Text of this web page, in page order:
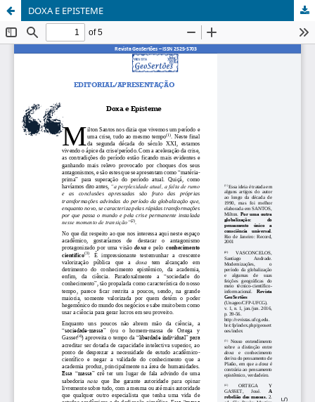
DOXA E EPISTEME